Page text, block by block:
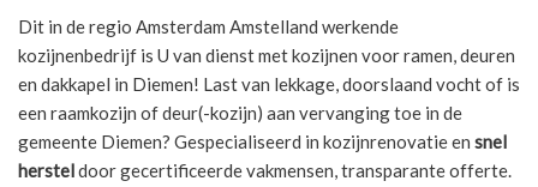
Dit in de regio Amsterdam Amstelland werkende
kozijnenbedrijf is U van dienst met kozijnen voor ramen, deuren
en dakkapel in Diemen! Last van lekkage, doorslaand vocht of is
een raamkozijn of deur(-kozijn) aan vervanging toe in de
gemeente Diemen? Gespecialiseerd in kozijnrenovatie en snel
hersteldoor gecertificeerde vakmensen, transparante offerte.